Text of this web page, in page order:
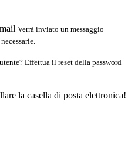
Verrà inviato un messaggio
Effettua il reset della password
la casella di posta elettronica!